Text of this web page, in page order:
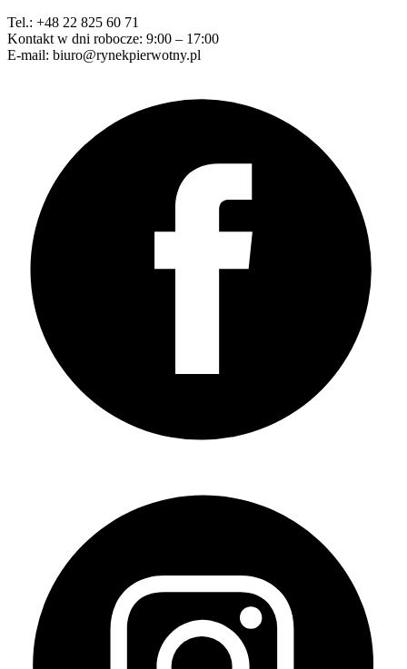
Tel.: +48 22 825 60 71
Kontakt w dni robocze: 9:00 – 17:00
E-mail: biuro@rynekpierwotny.pl